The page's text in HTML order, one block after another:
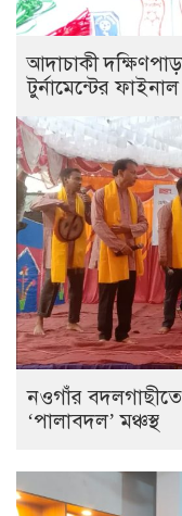
আদাচাকী
টুর্নামেন্টের
নওগাঁর
‘পালাবদল’ মঞ্চস্থ